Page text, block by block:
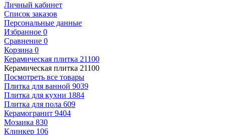
Личный кабинет
Список заказов
Персональные данные
Избранное 0
Сравнение 0
Корзина 0
Керамическая плитка 21100
Керамическая плитка 21100
Посмотреть все товары
Плитка для ванной 9039
Плитка для кухни 1884
Плитка для пола 609
Керамогранит 9404
Мозаика 830
Клинкер 106